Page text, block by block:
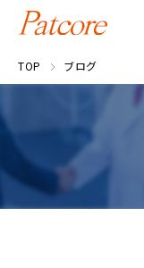
TOP ブログ